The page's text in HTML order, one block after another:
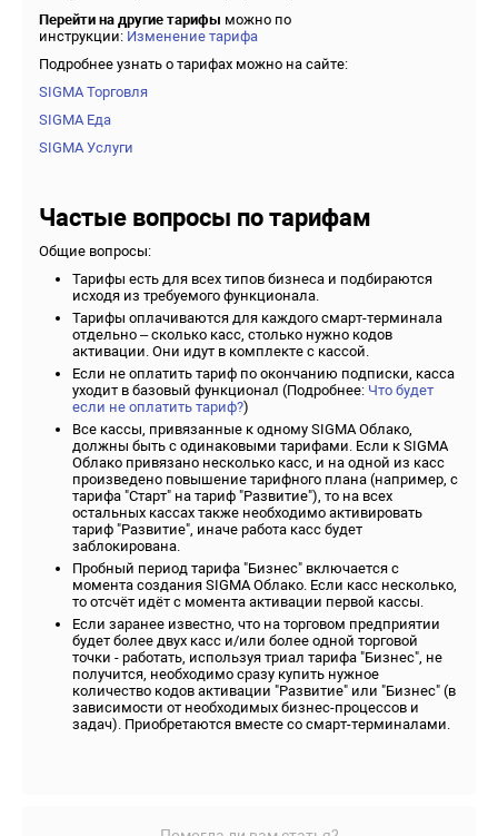
Перейти на другие тарифы можно по
инструкции: Изменение тарифа
Подробнее узнать о тарифах можно на сайте:
SIGMA Торговля
SIGMA Еда
SIGMA Услуги
Частые вопросы по тарифам
Общие вопросы:
Тарифы есть для всех типов бизнеса и подбираются
исходя из требуемого функционала.
Тарифы оплачиваются для каждого смарт-терминала
отдельно – сколько касс, столько нужно кодов
активации. Они идут в комплекте с кассой.
Если не оплатить тариф по окончанию подписки, касса
уходит в базовый функционал (Подробнее: Что будет
если не оплатить тариф?)
Все кассы, привязанные к одному SIGMA Облако,
должны быть с одинаковыми тарифами. Если к SIGMA
Облако привязано несколько касс, и на одной из касс
произведено повышение тарифного плана (например, с
тарифа "Старт" на тариф "Развитие"), то на всех
остальных кассах также необходимо активировать
тариф "Развитие", иначе работа касс будет
заблокирована.
Пробный период тарифа "Бизнес" включается с
момента создания SIGMA Облако. Если касс несколько,
то отсчёт идёт с момента активации первой кассы.
Если заранее известно, что на торговом предприятии
будет более двух касс и/или более одной торговой
точки - работать, используя триал тарифа "Бизнес", не
получится, необходимо сразу купить нужное
количество кодов активации "Развитие" или "Бизнес" (в
зависимости от необходимых бизнес-процессов и
задач). Приобретаются вместе со смарт-терминалами.